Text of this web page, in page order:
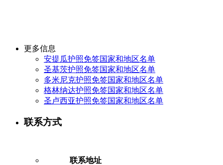
更多信息
安提瓜护照免签国家和地区名单
圣基茨护照免签国家和地区名单
多米尼克护照免签国家和地区名单
格林纳达护照免签国家和地区名单
圣卢西亚护照免签国家和地区名单
联系方式
联系地址